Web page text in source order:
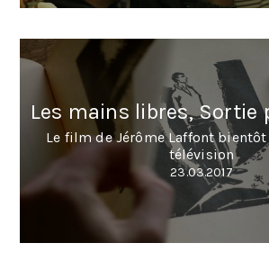
Les mains libres, Sortie
Le film de Jérôme Laffont bientôt
télévision
23.03.2017